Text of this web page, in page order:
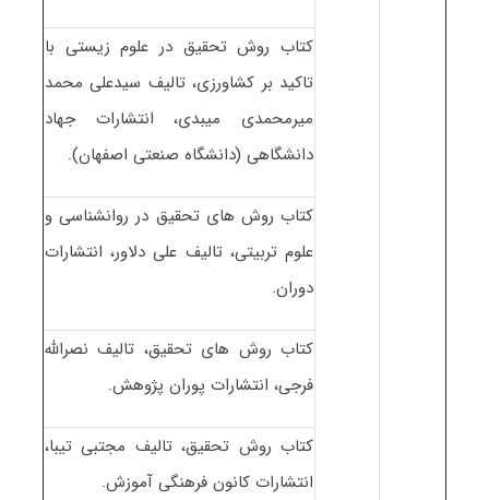
کتاب روش تحقیق در علوم زیستی با
تاکید بر کشاورزی، تالیف سیدعلی محمد
میرمحمدی میبدی، انتشارات جهاد
دانشگاهی (دانشگاه صنعتی اصفهان).
کتاب روش های تحقیق در روانشناسی و
علوم تربیتی، تالیف علی دلاور، انتشارات
دوران.
کتاب روش های تحقیق، تالیف نصرالله
فرجی، انتشارات پوران پژوهش.
کتاب روش تحقیق، تالیف مجتبی تیبا،
انتشارات کانون فرهنگی آموزش.